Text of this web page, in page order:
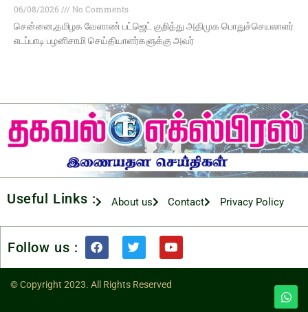
06/08/2026
No Comments
சென்னை,தமிழக வேளாண் பட்ஜெட் குறித்து அதிமுக பொதுச்செயலாளர்
எடப்பாடி பழனிசாமி செய்தியாளர்களுக்கு அவர்
Useful Links : About us Contact Privacy Policy
Follow us :
© Copyright 2023. All Rights Reserved